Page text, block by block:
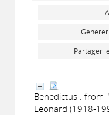
Partager
Benedictus : from
Leonard (1918-